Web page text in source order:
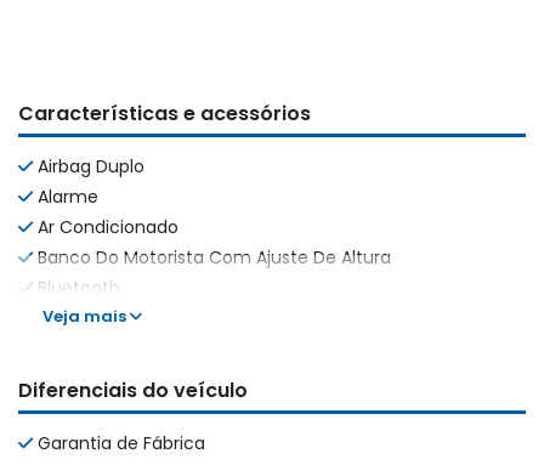
Características e acessórios
Airbag Duplo
Alarme
Ar Condicionado
Banco Do Motorista Com Ajuste De Altura
Bluetooth
Veja mais
Diferenciais do veículo
Garantia de Fábrica